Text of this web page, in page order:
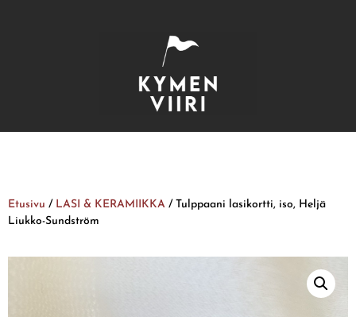
Etusivu / LASI & KERAMIIKKA / Tulppaani lasikortti, iso, Heljä
Liukko-Sundström